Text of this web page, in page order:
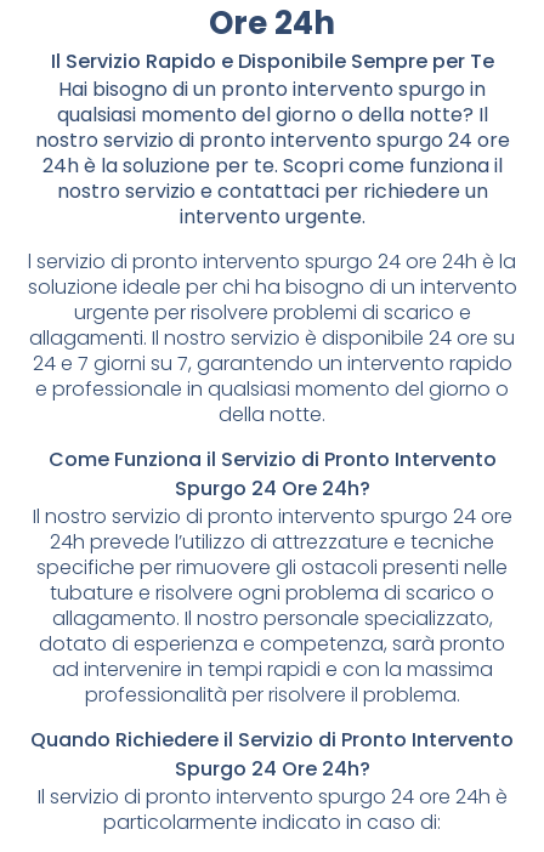
Ore 24h
Il Servizio Rapido e Disponibile Sempre per Te
Hai bisogno di un pronto intervento spurgo in
qualsiasi momento del giorno o della notte? Il
nostro servizio di pronto intervento spurgo 24 ore
24h è la soluzione per te. Scopri come funziona il
nostro servizio e contattaci per richiedere un
intervento urgente.
l servizio di pronto intervento spurgo 24 ore 24h è la
soluzione ideale per chi ha bisogno di un intervento
urgente per risolvere problemi di scarico e
allagamenti. Il nostro servizio è disponibile 24 ore su
24 e 7 giorni su 7, garantendo un intervento rapido
e professionale in qualsiasi momento del giorno o
della notte.
Come Funziona il Servizio di Pronto Intervento
Spurgo 24 Ore 24h?
Il nostro servizio di pronto intervento spurgo 24 ore
24h prevede l’utilizzo di attrezzature e tecniche
specifiche per rimuovere gli ostacoli presenti nelle
tubature e risolvere ogni problema di scarico o
allagamento. Il nostro personale specializzato,
dotato di esperienza e competenza, sarà pronto
ad intervenire in tempi rapidi e con la massima
professionalità per risolvere il problema.
Quando Richiedere il Servizio di Pronto Intervento
Spurgo 24 Ore 24h?
Il servizio di pronto intervento spurgo 24 ore 24h è
particolarmente indicato in caso di: